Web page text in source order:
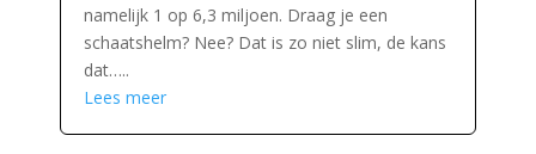
namelijk 1 op 6,3 miljoen. Draag je een
schaatshelm? Nee? Dat is zo niet slim, de kans
dat…..
Lees meer